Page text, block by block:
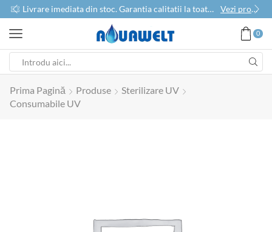
Livrare imediata din stoc. Garantia calitatii la toate produsele Vezi produse
0
Prima Pagină Produse
Sterilizare UV
Consumabile UV